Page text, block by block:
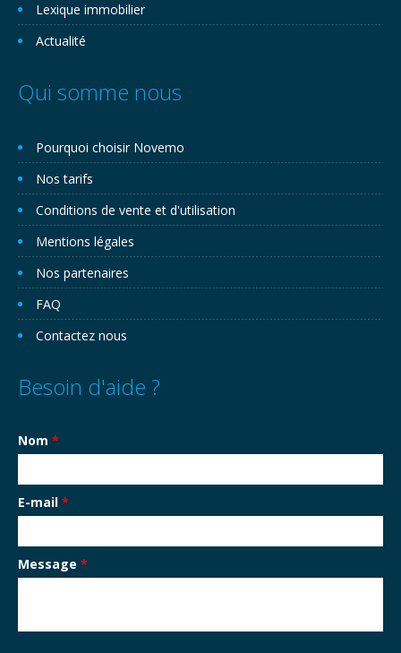
Lexique immobilier
Actualité
Qui somme nous
Pourquoi choisir Novemo
Nos tarifs
Conditions de vente et d'utilisation
Mentions légales
Nos partenaires
FAQ
Contactez nous
Besoin d'aide ?
Nom *
E-mail *
Message *